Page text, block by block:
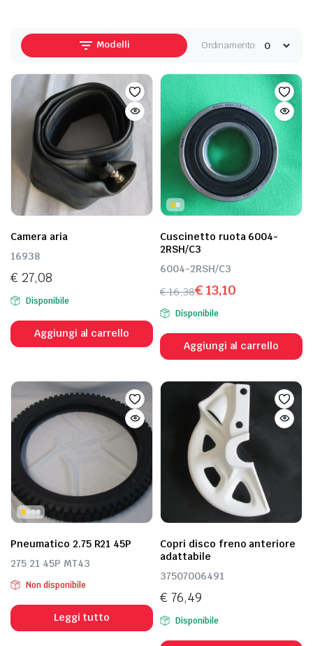
Modelli Ordinamento:
Camera aria
16938
€ 27,08
Disponibile
Aggiungi al carrello
Cuscinetto ruota 6004-
2RSH/C3
6004-2RSH/C3
€16,38
Il
prezzo
originale
era:
€13,10
Il
prezzo
attuale
è:
Disponibile
Aggiungi al carrello
Pneumatico 2.75 R21 45P
275 21 45P MT43
Non disponibile
Leggi tutto
Copri disco freno anteriore
adattabile
37507006491
€ 76,49
Disponibile